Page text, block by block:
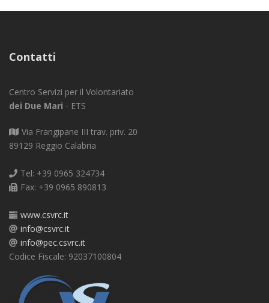
Contatti
Centro Servizi per il Volontariato
dei Due Mari - ETS
Via Frangipane III trav. priv. 20
89129 Reggio Calabria
Tel: +39 0965 324734
Fax: +39 0965 890813
www.csvrc.it
info@csvrc.it
info@pec.csvrc.it
Codice Fiscale: 92037100804